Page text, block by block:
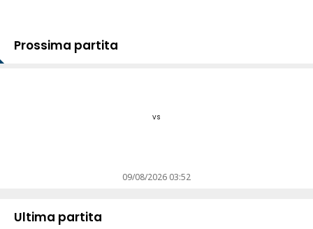
Prossima partita
vs
09/08/2026 03:52
Ultima partita